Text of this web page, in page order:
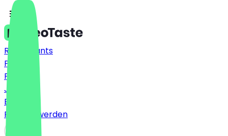
Restaurants
Preise
FAQ
Jobs
Blog
Partner werden